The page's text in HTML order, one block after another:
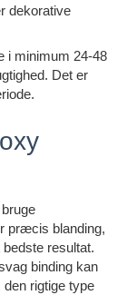
dekorative
i minimum 24-48
Det er
præcis blanding,
resultat.
binding kan
rigtige type